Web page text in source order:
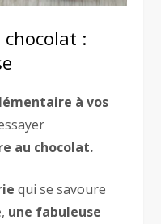
:
à vos
au chocolat.
qui se savoure
une fabuleuse